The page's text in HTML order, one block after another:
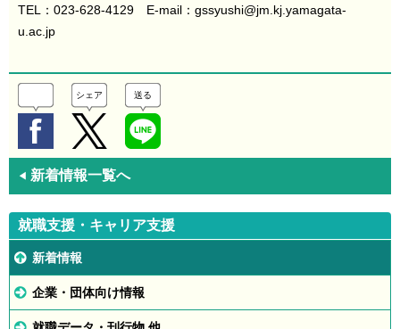
TEL：023-628-4129 E-mail：gssyushi@jm.kj.yamagata-
u.ac.jp
シェア 送る
◀ 新着情報一覧へ
就職支援・キャリア支援
新着情報
企業・団体向け情報